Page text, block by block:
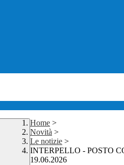
Home >
Novità >
Le notizie >
INTERPELLO - POSTO
19.06.2026